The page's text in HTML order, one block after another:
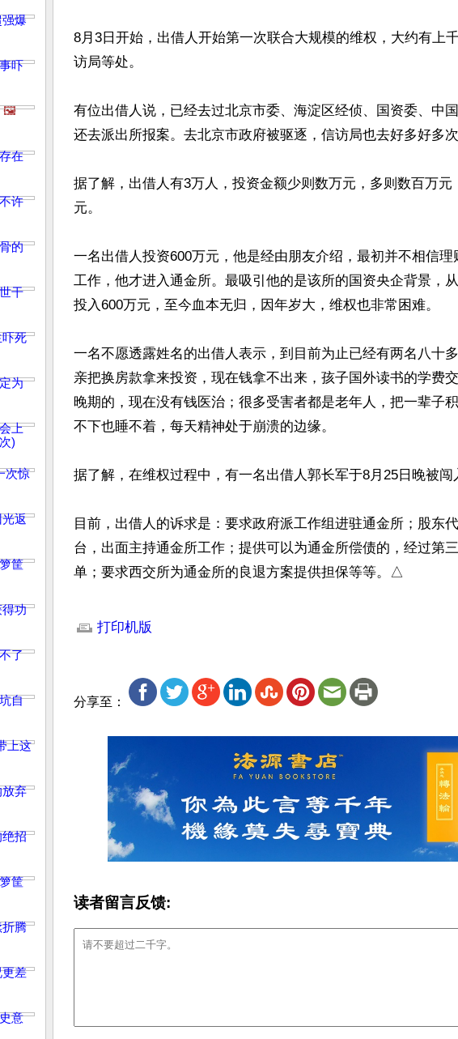
强爆
吓
🖼️
在
许
的
干
吓死
为
上
次)
次惊
光返
筐
得功
了
自
上这
放弃
绝招
筐
折腾
更差
意
8月3日开始，出借人开始第一次联合大规模的维权，大约有上
访局等处。
有位出借人说，已经去过北京市委、海淀区经侦、国资委、中
还去派出所报案。去北京市政府被驱逐，信访局也去好多好多次
据了解，出借人有3万人，投资金额少则数万元，多则数百万元
元。
一名出借人投资600万元，他是经由朋友介绍，最初并不相信
工作，他才进入通金所。最吸引他的是该所的国资央企背景，
投入600万元，至今血本无归，因年岁大，维权也非常困难。
一名不愿透露姓名的出借人表示，到目前为止已经有两名八十
亲把换房款拿来投资，现在钱拿不出来，孩子国外读书的学费
晚期的，现在没有钱医治；很多受害者都是老年人，把一辈子
不下也睡不着，每天精神处于崩溃的边缘。
据了解，在维权过程中，有一名出借人郭长军于8月25日晚被闯
目前，出借人的诉求是：要求政府派工作组进驻通金所；股东
台，出面主持通金所工作；提供可以为通金所偿债的，经过第
单；要求西交所为通金所的良退方案提供担保等等。△
打印机版
分享至：
读者留言反馈: